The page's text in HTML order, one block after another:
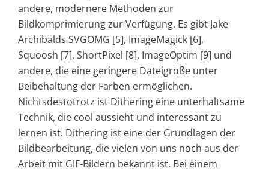
andere, modernere Methoden zur
Bildkomprimierung zur Verfügung. Es gibt Jake
Archibalds SVGOMG [5], ImageMagick [6],
Squoosh [7], ShortPixel [8], ImageOptim [9] und
andere, die eine geringere Dateigröße unter
Beibehaltung der Farben ermöglichen.
Nichtsdestotrotz ist Dithering eine unterhaltsame
Technik, die cool aussieht und interessant zu
lernen ist. Dithering ist eine der Grundlagen der
Bildbearbeitung, die vielen von uns noch aus der
Arbeit mit GIF-Bildern bekannt ist. Bei einem